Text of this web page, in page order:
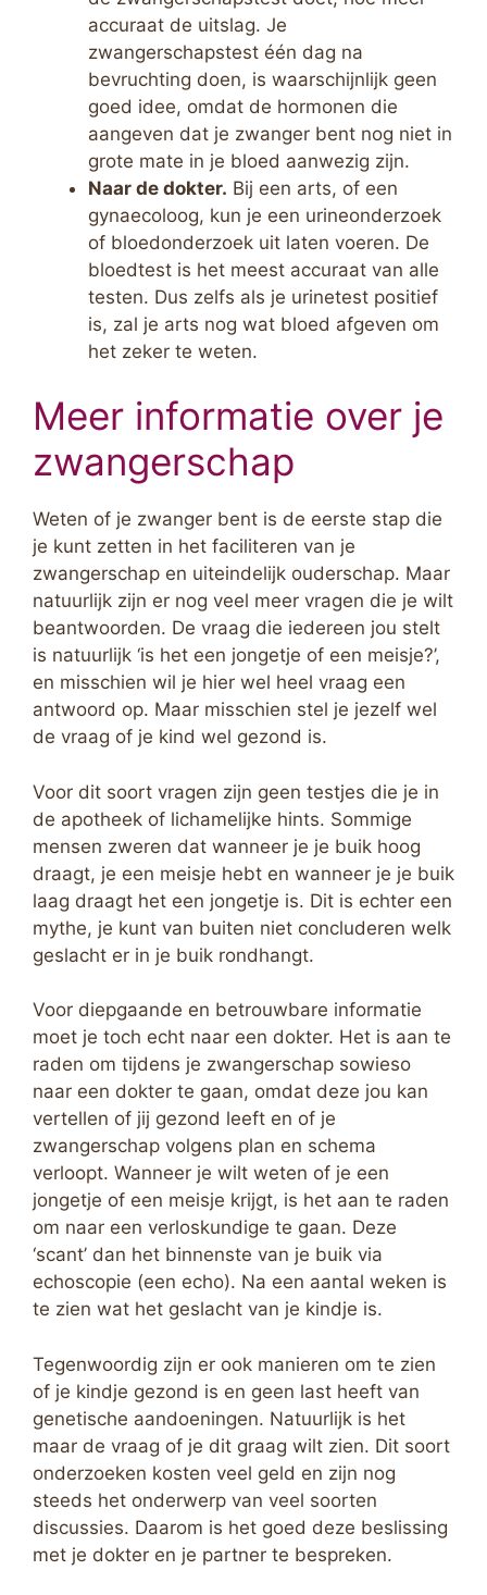
accuraat de uitslag. Je
zwangerschapstest één dag na
bevruchting doen, is waarschijnlijk geen
goed idee, omdat de hormonen die
aangeven dat je zwanger bent nog niet in
grote mate in je bloed aanwezig zijn.
Naar de dokter. Bij een arts, of een
gynaecoloog, kun je een urineonderzoek
of bloedonderzoek uit laten voeren. De
bloedtest is het meest accuraat van alle
testen. Dus zelfs als je urinetest positief
is, zal je arts nog wat bloed afgeven om
het zeker te weten.
Meer informatie over je
zwangerschap
Weten of je zwanger bent is de eerste stap die
je kunt zetten in het faciliteren van je
zwangerschap en uiteindelijk ouderschap. Maar
natuurlijk zijn er nog veel meer vragen die je wilt
beantwoorden. De vraag die iedereen jou stelt
is natuurlijk ‘is het een jongetje of een meisje?’,
en misschien wil je hier wel heel vraag een
antwoord op. Maar misschien stel je jezelf wel
de vraag of je kind wel gezond is.
Voor dit soort vragen zijn geen testjes die je in
de apotheek of lichamelijke hints. Sommige
mensen zweren dat wanneer je je buik hoog
draagt, je een meisje hebt en wanneer je je buik
laag draagt het een jongetje is. Dit is echter een
mythe, je kunt van buiten niet concluderen welk
geslacht er in je buik rondhangt.
Voor diepgaande en betrouwbare informatie
moet je toch echt naar een dokter. Het is aan te
raden om tijdens je zwangerschap sowieso
naar een dokter te gaan, omdat deze jou kan
vertellen of jij gezond leeft en of je
zwangerschap volgens plan en schema
verloopt. Wanneer je wilt weten of je een
jongetje of een meisje krijgt, is het aan te raden
om naar een verloskundige te gaan. Deze
‘scant’ dan het binnenste van je buik via
echoscopie (een echo). Na een aantal weken is
te zien wat het geslacht van je kindje is.
Tegenwoordig zijn er ook manieren om te zien
of je kindje gezond is en geen last heeft van
genetische aandoeningen. Natuurlijk is het
maar de vraag of je dit graag wilt zien. Dit soort
onderzoeken kosten veel geld en zijn nog
steeds het onderwerp van veel soorten
discussies. Daarom is het goed deze beslissing
met je dokter en je partner te bespreken.